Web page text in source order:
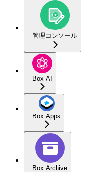
管理コンソール
Box AI
Box Apps
Box Archive